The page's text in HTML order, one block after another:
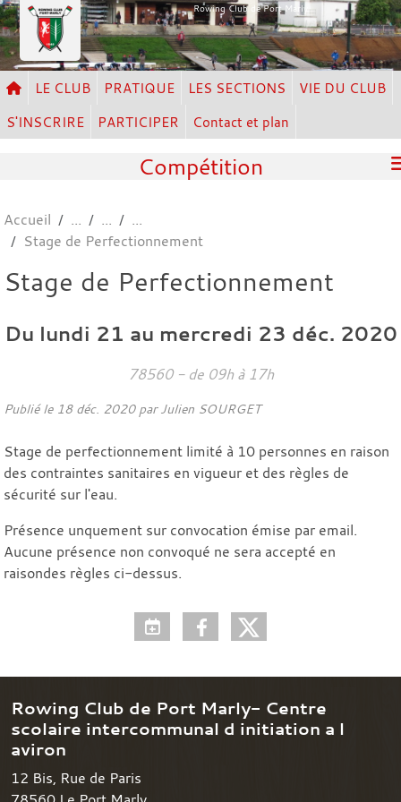
Rowing Club de Port Marly
LE CLUB PRATIQUE LES SECTIONS
VIE DU CLUB
S'INSCRIRE
PARTICIPER Contact et plan
Compétition
Accueil
Stage de Perfectionnement
Stage de Perfectionnement
Du lundi 21 au mercredi 23 déc. 2020
78560 - de 09h à 17h
Publié le 18 déc. 2020par Julien SOURGET
Stage de perfectionnement limité à 10 personnes en raison
des contraintes sanitaires en vigueur et des règles de
sécurité sur l'eau.
Présence unquement sur convocation émise par email.
Aucune présence non convoqué ne sera accepté en
raisondes règles ci-dessus.
Rowing Club de Port Marly- Centre
scolaire intercommunal d initiation a l
aviron
12 Bis, Rue de Paris
Panneau de gestion des cookies